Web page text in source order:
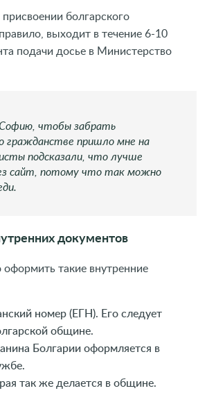
болгарского
выходит в течение 6-10
подачи досье в Министерство
чтобы забрать
гражданстве пришло мне на
подсказали, что лучше
сайт, потому что так можно
документов
такие внутренние
номер (ЕГН). Его следует
общине.
Болгарии оформляется в
так же делается в общине.